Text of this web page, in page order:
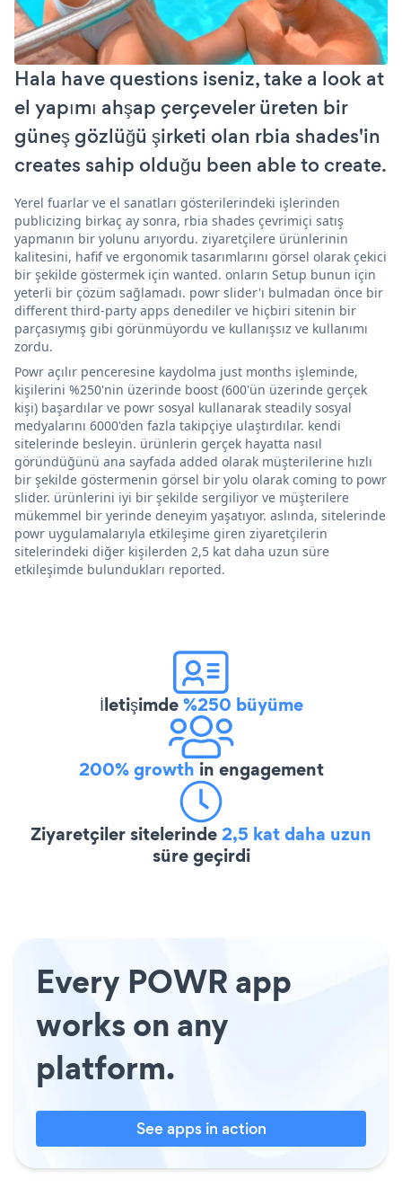
Hala have questions iseniz, take a look at
el yapımı ahşap çerçeveler üreten bir
güneş gözlüğü şirketi olan rbia shades'in
creates sahip olduğu been able to create.
Yerel fuarlar ve el sanatları gösterilerindeki işlerinden
publicizing birkaç ay sonra, rbia shades çevrimiçi satış
yapmanın bir yolunu arıyordu. ziyaretçilere ürünlerinin
kalitesini, hafif ve ergonomik tasarımlarını görsel olarak çekici
bir şekilde göstermek için wanted. onların Setup bunun için
yeterli bir çözüm sağlamadı. powr slider'ı bulmadan önce bir
different third-party apps denediler ve hiçbiri sitenin bir
parçasıymış gibi görünmüyordu ve kullanışsız ve kullanımı
zordu.
Powr açılır penceresine kaydolma just months işleminde,
kişilerini %250'nin üzerinde boost (600'ün üzerinde gerçek
kişi) başardılar ve powr sosyal kullanarak steadily sosyal
medyalarını 6000'den fazla takipçiye ulaştırdılar. kendi
sitelerinde besleyin. ürünlerin gerçek hayatta nasıl
göründüğünü ana sayfada added olarak müşterilerine hızlı
bir şekilde göstermenin görsel bir yolu olarak coming to powr
slider. ürünlerini iyi bir şekilde sergiliyor ve müşterilere
mükemmel bir yerinde deneyim yaşatıyor. aslında, sitelerinde
powr uygulamalarıyla etkileşime giren ziyaretçilerin
sitelerindeki diğer kişilerden 2,5 kat daha uzun süre
etkileşimde bulundukları reported.
İletişimde%250 büyüme
200% growth in engagement
Ziyaretçiler sitelerinde2,5 kat daha uzun
süre geçirdi
Every POWR app
works on any
platform.
See apps in action